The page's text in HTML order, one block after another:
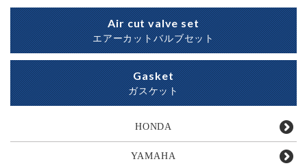
Air cut valve set
エアーカットバルブセット
Gasket
ガスケット
HONDA
YAMAHA